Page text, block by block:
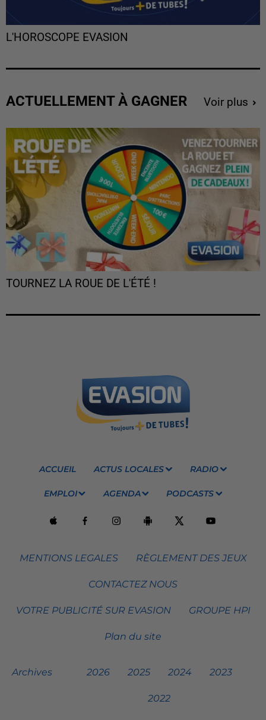
L'HOROSCOPE EVASION
ACTUELLEMENT À GAGNER Voir plus
TOURNEZ LA ROUE DE L'ÉTÉ !
ACCUEIL ACTUS LOCALES RADIO
EMPLOI AGENDA PODCASTS
MENTIONS LEGALES RÈGLEMENT DES JEUX
CONTACTEZ NOUS
VOTRE PUBLICITÉ SUR EVASION GROUPE HPI
Plan du site
Archives 2026 2025 2024 2023
2022